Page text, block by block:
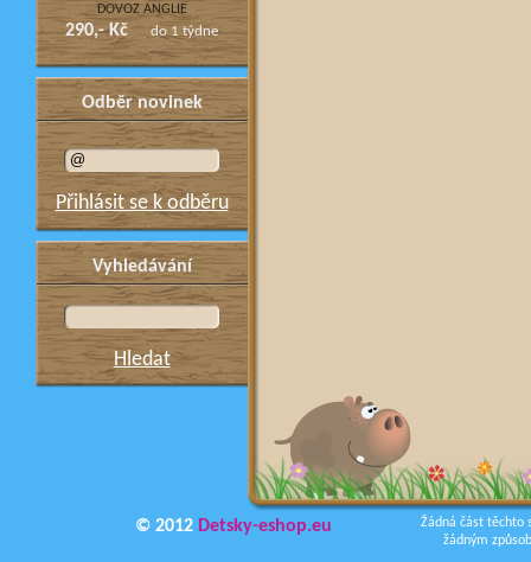
DOVOZ ANGLIE
290,- Kč do 1 týdne
Odběr novinek
Přihlásit se k odběru
Vyhledávání
Hledat
Žádná část těchto
žádným
© 2012 Detsky-eshop.eu